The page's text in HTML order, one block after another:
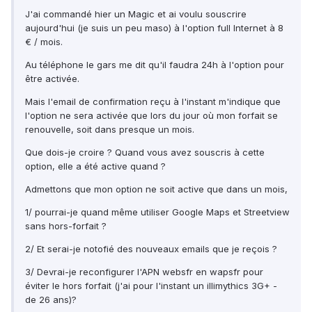
J'ai commandé hier un Magic et ai voulu souscrire
aujourd'hui (je suis un peu maso) à l'option full Internet à 8
€ / mois.
Au téléphone le gars me dit qu'il faudra 24h à l'option pour
être activée.
Mais l'email de confirmation reçu à l'instant m'indique que
l'option ne sera activée que lors du jour où mon forfait se
renouvelle, soit dans presque un mois.
Que dois-je croire ? Quand vous avez souscris à cette
option, elle a été active quand ?
Admettons que mon option ne soit active que dans un mois,
1/ pourrai-je quand même utiliser Google Maps et Streetview
sans hors-forfait ?
2/ Et serai-je notofié des nouveaux emails que je reçois ?
3/ Devrai-je reconfigurer l'APN websfr en wapsfr pour
éviter le hors forfait (j'ai pour l'instant un illimythics 3G+ -
de 26 ans)?